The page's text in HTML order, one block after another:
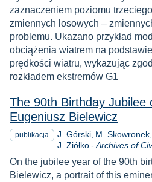
zaznaczeniem poziomu
zmiennych losowych –
problemu. Ukazano przykład
obciążenia wiatrem na
prędkości wiatru, wykazując
rozkładem ekstremów G1
The 90th Birthday Jubilee
Eugeniusz Bielewicz
publikacja J. Górski M. Skowronek
J. Ziółko -Archives of
On the jubilee year of the 90th
Bielewicz, a portrait of this